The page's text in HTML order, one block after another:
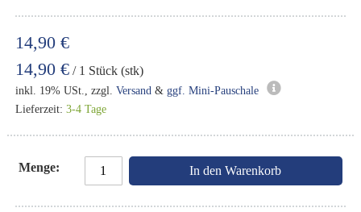
14,90 €
14,90 € / 1 Stück (stk)
inkl. 19% USt., zzgl.Versand &ggf. Mini-Pauschale
Lieferzeit:3-4 Tage
Menge In den Warenkorb